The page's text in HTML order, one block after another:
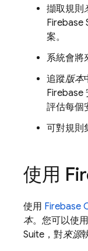
擷取規則
Firebase
案。
系統會將
追蹤版本
Firebase
評估每個
可對規則
使用
使用 Firebase
本。您可以使
Suite ，對來源